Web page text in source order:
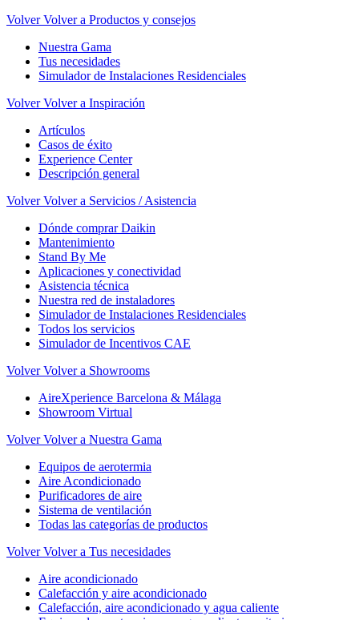
Volver Volver a Productos y consejos
Nuestra Gama
Tus necesidades
Simulador de Instalaciones Residenciales
Volver Volver a Inspiración
Artículos
Casos de éxito
Experience Center
Descripción general
Volver Volver a Servicios / Asistencia
Dónde comprar Daikin
Mantenimiento
Stand By Me
Aplicaciones y conectividad
Asistencia técnica
Nuestra red de instaladores
Simulador de Instalaciones Residenciales
Todos los servicios
Simulador de Incentivos CAE
Volver Volver a Showrooms
AireXperience Barcelona & Málaga
Showroom Virtual
Volver Volver a Nuestra Gama
Equipos de aerotermia
Aire Acondicionado
Purificadores de aire
Sistema de ventilación
Todas las categorías de productos
Volver Volver a Tus necesidades
Aire acondicionado
Calefacción y aire acondicionado
Calefacción, aire acondicionado y agua caliente